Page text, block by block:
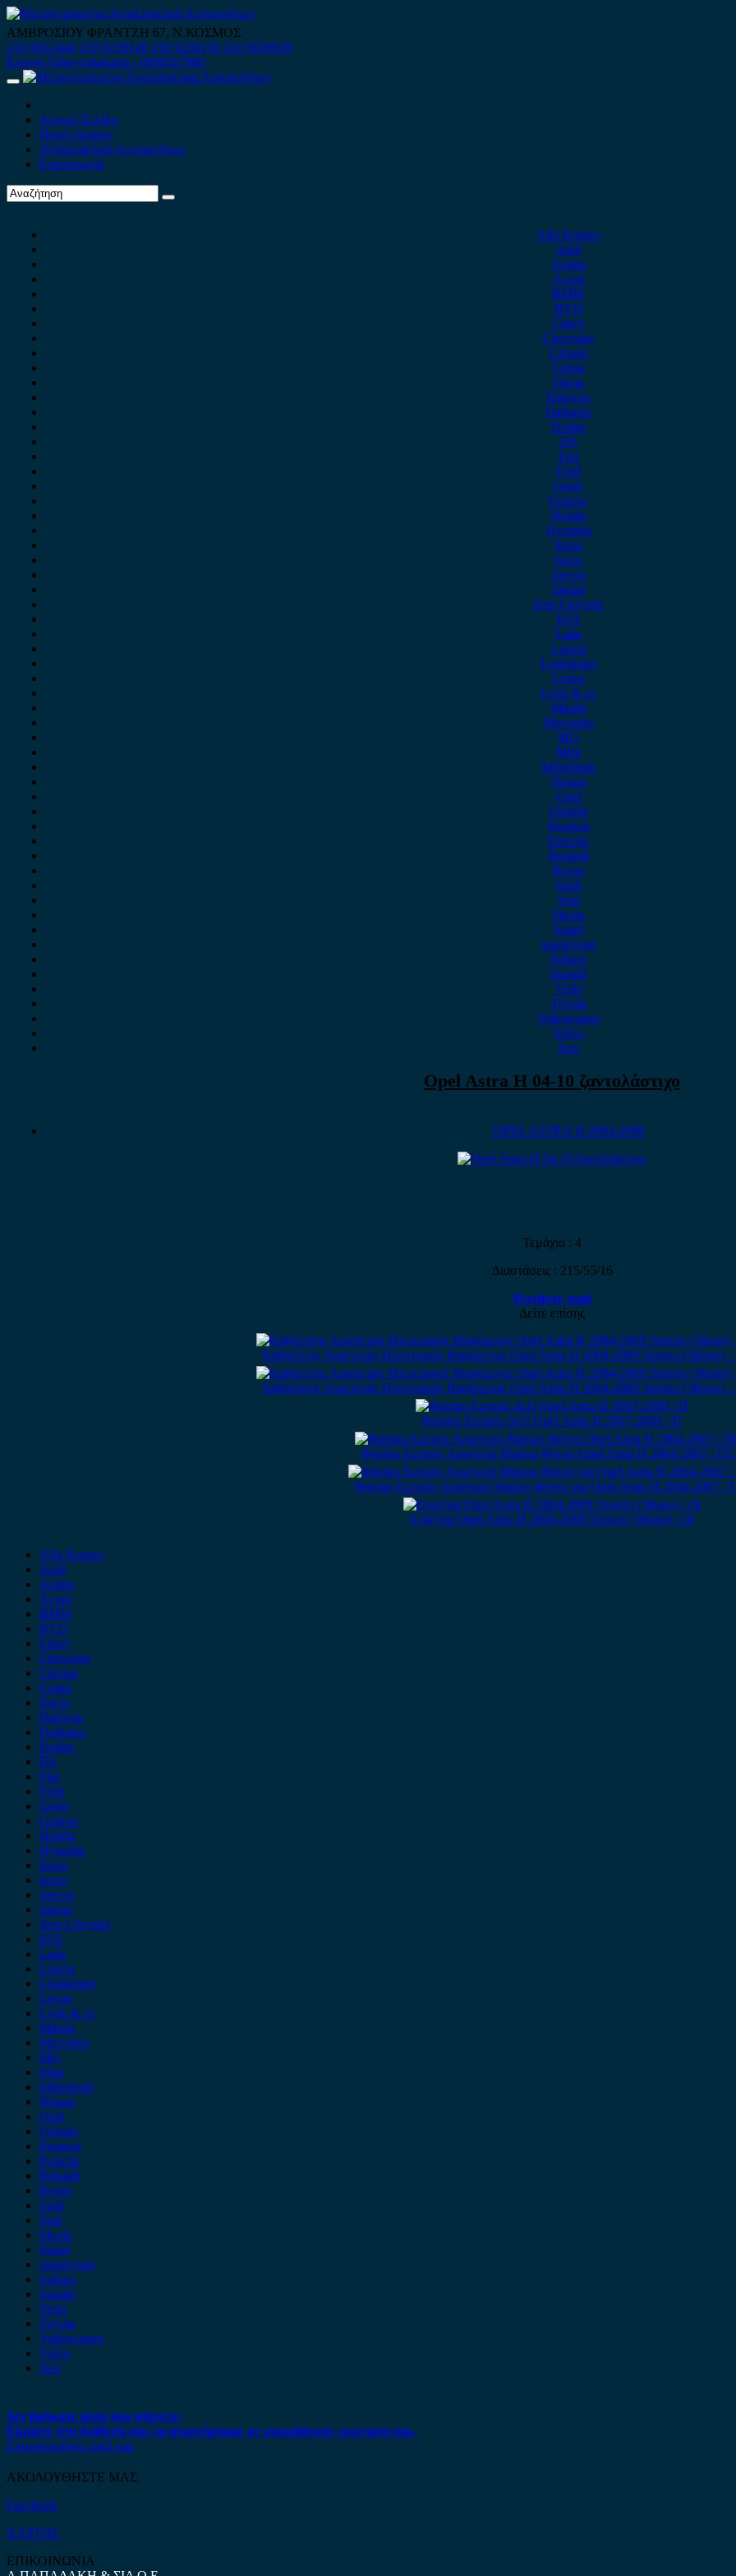
Skip
to
content
ΑΜΒΡΟΣΙΟΥ ΦΡΑΝΤΖΗ 67, Ν.ΚΟΣΜΟΣ
210 9012444 210 9239148 210 9238158 210 9026839
Κινητό-Viber-whatsapp : 6980507900
Primary
Αρχική Σελίδα
Ποιοί είμαστε
Ανταλλακτικά Αυτοκινήτων
Επικοινωνία
Alfa Romeo
Audi
Austin
Acura
BMW
BYD
Chery
Chevrolet
Citroen
Cupra
Dacia
Daewoo
Daihatsu
Dodge
DS
Fiat
Ford
Geely
Gonow
Honda
Hyundai
Isuzu
iveco
Jaecoo
Jaguar
Jeep Chrysler
KIA
Lada
Lancia
Leapmotor
Lexus
Lynk & co
Mazda
Mercedes
MG
Mini
Mitsubishi
Nissan
Opel
Omoda
Peugeot
Porsche
Renault
Rover
Saab
Seat
Skoda
Smart
ssangyong
Subaru
Suzuki
Tesla
Toyota
Volkswagen
Volvo
Xev
Opel Astra H 04-10 ζαντολάστιχο
OPEL ASTRA H 2004-2009
Τεμάχια : 4
Διαστάσεις : 215/55/16
Ρωτήστε τιμή
Δείτε επίσης
Καθρέπτης Αριστερός Ηλεκτρικός Βαφόμενος Opel Astra H 2004-2009 5πορτο (5θυρο)
Καθρέπτης Αριστερός Ηλεκτρικός Βαφόμενος Opel Astra H 2004-2009 3πορτο (3θυρο)
Φανάρι Εμπρός Δεξί Opel Astra H 2007-2009 / Π
Φανάρι Εμπρός Αριστερό Μαύρο Φόντο Opel Astra H 2004-2007 /
Φανάρι Εμπρός Αριστερό Μαύρο Φόντο για Opel Astra H 2004-2007 /
Εταζέρα Opel Astra H 2004-2009 5πορτο (5θυρο) / c8
Alfa Romeo
Audi
Austin
Acura
BMW
BYD
Chery
Chevrolet
Citroen
Cupra
Dacia
Daewoo
Daihatsu
Dodge
DS
Fiat
Ford
Geely
Gonow
Honda
Hyundai
Isuzu
iveco
Jaecoo
Jaguar
Jeep Chrysler
KIA
Lada
Lancia
Leapmotor
Lexus
Lynk & co
Mazda
Mercedes
MG
Mini
Mitsubishi
Nissan
Opel
Omoda
Peugeot
Porsche
Renault
Rover
Saab
Seat
Skoda
Smart
ssangyong
Subaru
Suzuki
Tesla
Toyota
Volkswagen
Volvo
Xev
Δεν βρήκατε αυτό που ψάχνετε;
Είμαστε στη διάθεση σας να απαντήσουμε σε οποιαδήποτε ερώτηση σας.
Επικοινωνήστε μαζί μας
ΑΚΟΛΟΥΘΗΣΤΕ ΜΑΣ
Facebook
ΧΑΡΤΗΣ
ΕΠΙΚΟΙΝΩΝΙΑ